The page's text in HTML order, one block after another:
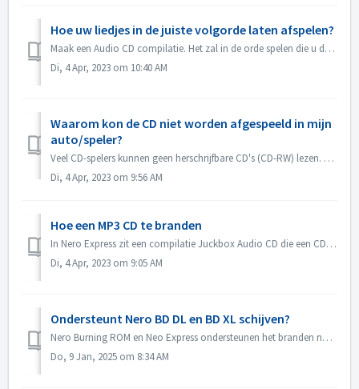
Hoe uw liedjes in de juiste volgorde laten afspelen?
Maak een Audio CD compilatie. Het zal in de orde spelen die u de dossiers toevoegde. Als u met andere compilatie leidt die in feite een gegevensschijf zal b...
Di, 4 Apr, 2023 om 10:40 AM
Waarom kon de CD niet worden afgespeeld in mijn
auto/speler?
Veel CD-spelers kunnen geen herschrijfbare CD's (CD-RW) lezen. U moet daarom normale CD-ROM's gebruiken voor het branden van Audio CD's.
Di, 4 Apr, 2023 om 9:56 AM
Hoe een MP3 CD te branden
In Nero Express zit een compilatie Juckbox Audio CD die een CD maakt met al je favoriete MP3, WMA, of Nero AAC bestanden die kunnen worden afgespeeld op elk...
Di, 4 Apr, 2023 om 9:05 AM
Ondersteunt Nero BD DL en BD XL schijven?
Nero Burning ROM en Neo Express ondersteunen het branden naar BD DL (50GB) en BD XL (100GB en 128G) schijven. Nero Video ondersteunt het branden van BD DL ...
Do, 9 Jan, 2025 om 8:34 AM